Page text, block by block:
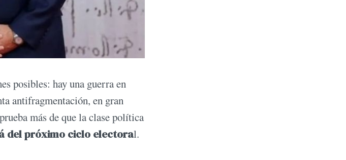
posibles: hay una guerra en
antifragmentación, en gran
más de que la clase política
del próximo ciclo electoral.